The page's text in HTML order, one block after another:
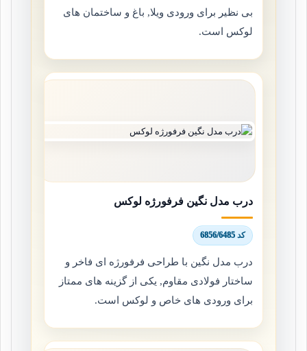
بی نظیر برای ورودی ویلا, باغ و ساختمان های
لوکس است.
درب مدل نگین فرفورژه لوکس
کد 6856/6485
درب مدل نگین با طراحی فرفورژه ای فاخر و
ساختار فولادی مقاوم, یکی از گزینه های ممتاز
برای ورودی های خاص و لوکس است.